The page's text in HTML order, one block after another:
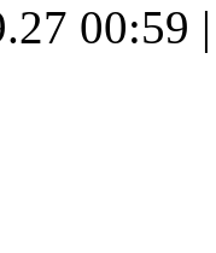
00:59 |